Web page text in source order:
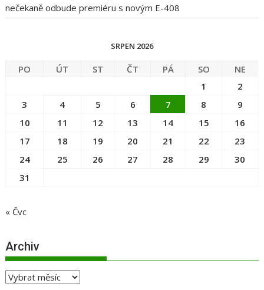
nečekaně odbude premiéru s novým E-408
SRPEN 2026
PO ÚT ST ČT PÁ SO
NE
1
2
3
4 5 6 7 8
9
10
11 12 13 14 15
16
17
18 19 20 21 22
23
24
25 26 27 28 29
30
31
« Čvc
Archiv
Archiv